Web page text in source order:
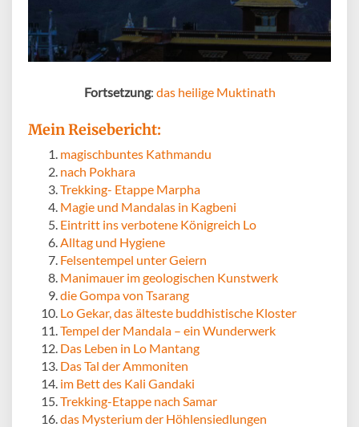
Fortsetzung: das heilige Muktinath
Mein Reisebericht:
magischbuntes Kathmandu
nach Pokhara
Trekking- Etappe Marpha
Magie und Mandalas in Kagbeni
Eintritt ins verbotene Königreich Lo
Alltag und Hygiene
Felsentempel unter Geiern
Manimauer im geologischen Kunstwerk
die Gompa von Tsarang
Lo Gekar, das älteste buddhistische Kloster
Tempel der Mandala – ein Wunderwerk
Das Leben in Lo Mantang
Das Tal der Ammoniten
im Bett des Kali Gandaki
Trekking-Etappe nach Samar
das Mysterium der Höhlensiedlungen